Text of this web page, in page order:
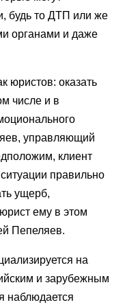
будь то ДТП или же
органами и даже
юристов: оказать
числе и в
управляющий
клиент
правильно
ущерб,
ему в этом
Пепеляев.
на
и зарубежным
наблюдается